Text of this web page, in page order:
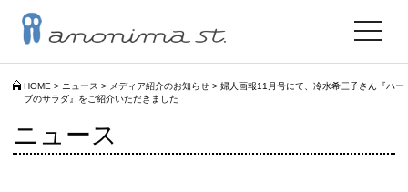
HOME > ニュース > メディア紹介のお知らせ > 婦人画報11月号にて、冷水希三子さん『ハー
ブのサラダ』をご紹介いただきました
toggle
ニュース